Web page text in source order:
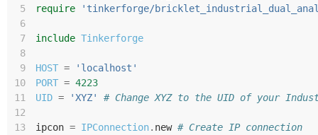
5
require
'tinkerforge/
6
7
include Tinkerforge
8
9
HOST =
'localhost'
10
PORT = 4223
11
UID = 'XYZ'
# Change XYZ to the UID of your
12
13
ipcon = IPConnection. new # Create IP connection